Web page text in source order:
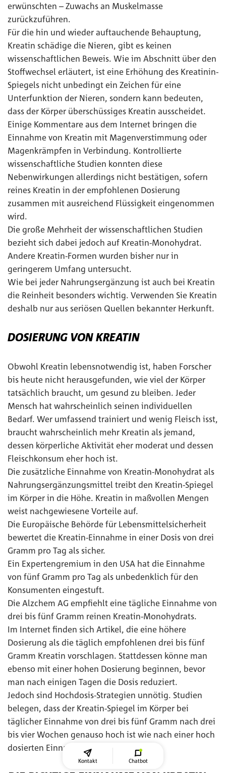
erwünschten – Zuwachs an Muskelmasse
zurückzuführen.
Für die hin und wieder auftauchende Behauptung,
Kreatin schädige die Nieren, gibt es keinen
wissenschaftlichen Beweis. Wie im Abschnitt über den
Stoffwechsel erläutert, ist eine Erhöhung des Kreatinin-
Spiegels nicht unbedingt ein Zeichen für eine
Unterfunktion der Nieren, sondern kann bedeuten,
dass der Körper überschüssiges Kreatin ausscheidet.
Einige Kommentare aus dem Internet bringen die
Einnahme von Kreatin mit Magenverstimmung oder
Magenkrämpfen in Verbindung. Kontrollierte
wissenschaftliche Studien konnten diese
Nebenwirkungen allerdings nicht bestätigen, sofern
reines Kreatin in der empfohlenen Dosierung
zusammen mit ausreichend Flüssigkeit eingenommen
wird.
Die große Mehrheit der wissenschaftlichen Studien
bezieht sich dabei jedoch auf Kreatin-Monohydrat.
Andere Kreatin-Formen wurden bisher nur in
geringerem Umfang untersucht.
Wie bei jeder Nahrungsergänzung ist auch bei Kreatin
die Reinheit besonders wichtig. Verwenden Sie Kreatin
deshalb nur aus seriösen Quellen bekannter Herkunft.
DOSIERUNG VON KREATIN
Obwohl Kreatin lebensnotwendig ist, haben Forscher
bis heute nicht herausgefunden, wie viel der Körper
tatsächlich braucht, um gesund zu bleiben. Jeder
Mensch hat wahrscheinlich seinen individuellen
Bedarf. Wer umfassend trainiert und wenig Fleisch isst,
braucht wahrscheinlich mehr Kreatin als jemand,
dessen körperliche Aktivität eher moderat und dessen
Fleischkonsum eher hoch ist.
Die zusätzliche Einnahme von Kreatin-Monohydrat als
Nahrungsergänzungsmittel treibt den Kreatin-Spiegel
im Körper in die Höhe. Kreatin in maßvollen Mengen
weist nachgewiesene Vorteile auf.
Die Europäische Behörde für Lebensmittelsicherheit
bewertet die Kreatin-Einnahme in einer Dosis von drei
Gramm pro Tag als sicher.
Ein Expertengremium in den USA hat die Einnahme
von fünf Gramm pro Tag als unbedenklich für den
Konsumenten eingestuft.
Die Alzchem AG empfiehlt eine tägliche Einnahme von
drei bis fünf Gramm reinen Kreatin-Monohydrats.
Im Internet finden sich Artikel, die eine höhere
Dosierung als die täglich empfohlenen drei bis fünf
Gramm Kreatin vorschlagen. Stattdessen könne man
ebenso mit einer hohen Dosierung beginnen, bevor
man nach einigen Tagen die Dosis reduziert.
Jedoch sind Hochdosis-Strategien unnötig. Studien
belegen, dass der Kreatin-Spiegel im Körper bei
täglicher Einnahme von drei bis fünf Gramm nach drei
bis vier Wochen genauso hoch ist wie nach einer hoch
dosierten Einnahme zu Beginn.
Kontakt Chatbot